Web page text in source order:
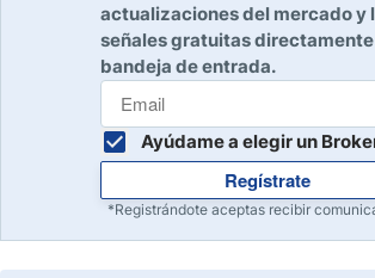
actualizaciones del mercado y
señales gratuitas directamente
bandeja de entrada.
Ayúdame a elegir un
Regístrate
*Registrándote aceptas recibir